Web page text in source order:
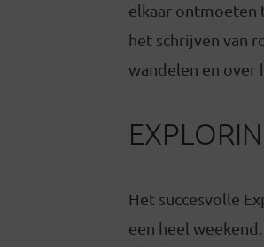
elkaar ontmoeten
het schrijven van
wandelen en over
Het succesvolle
een heel